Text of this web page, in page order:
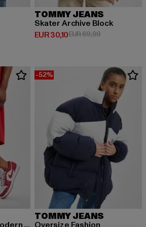
27,95 EUR 64,99
TOMMY JEANS
Skater Archive Block
EUR 30,10
Derzeitiger Preis: EUR 30,10
EUR 69,99Aktionspreis:
-52%
TOMMY JEANS